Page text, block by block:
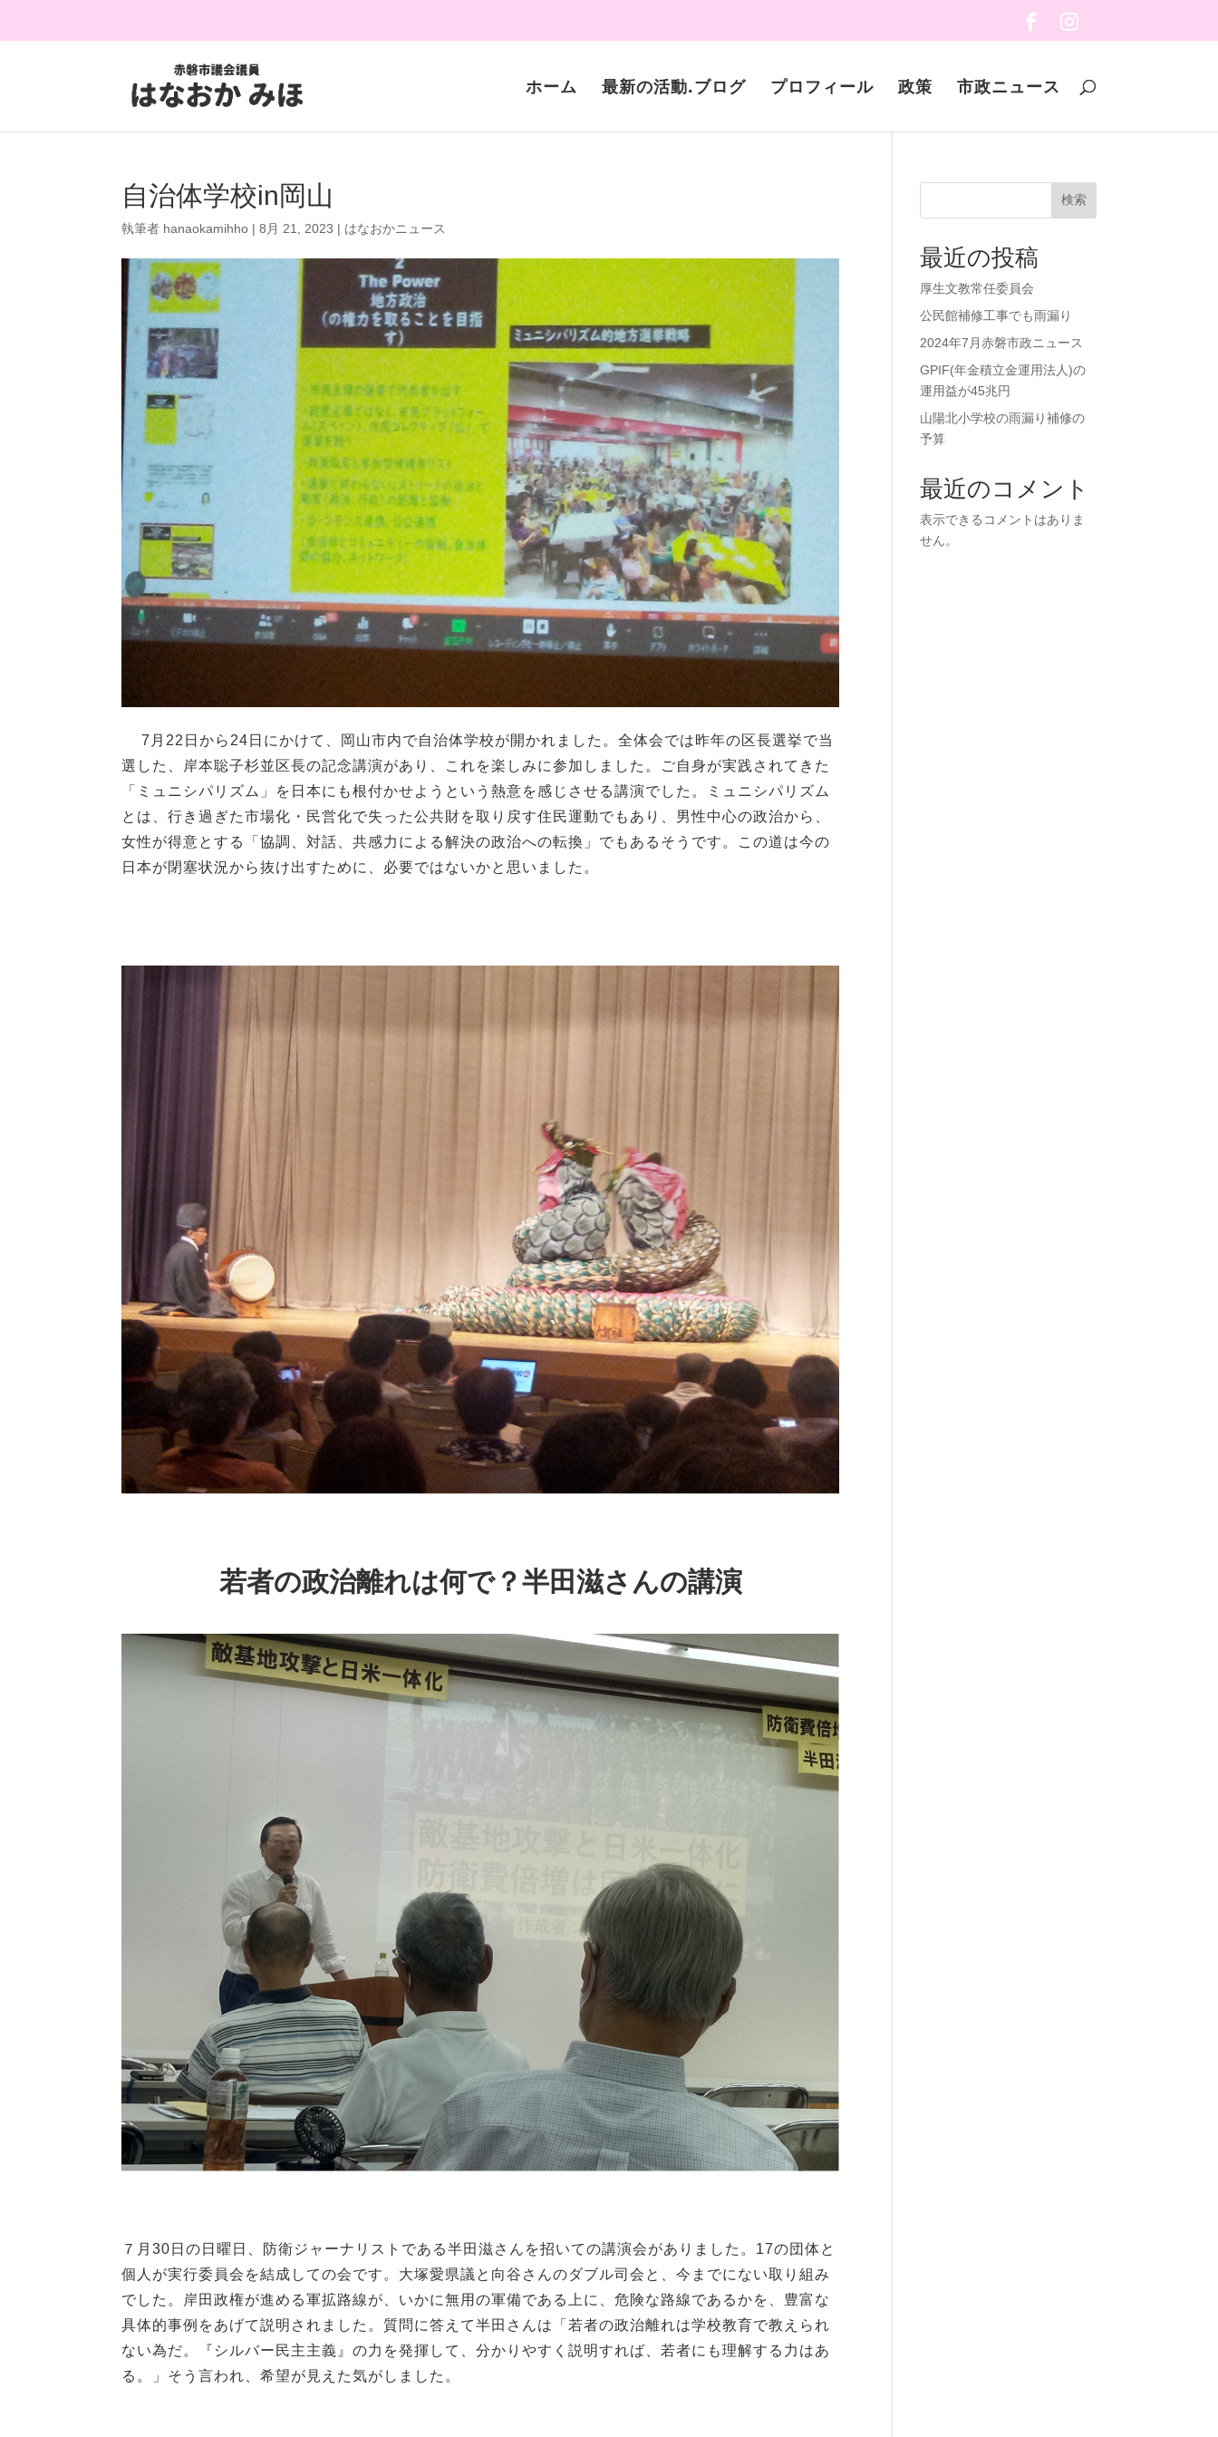
ホーム 最新の活動.ブログ プロフィール 政策 市政ニュース
自治体学校in岡山
執筆者 hanaokamihho |8月 21, 2023 | はなおかニュース
7月22日から24日にかけて、岡山市内で自治体学校が開かれました。全体会では昨年の区長選挙で当
選した、岸本聡子杉並区長の記念講演があり、これを楽しみに参加しました。ご自身が実践されてきた
「ミュニシパリズム」を日本にも根付かせようという熱意を感じさせる講演でした。ミュニシパリズム
とは、行き過ぎた市場化・民営化で失った公共財を取り戻す住民運動でもあり、男性中心の政治から、
女性が得意とする「協調、対話、共感力による解決の政治への転換」でもあるそうです。この道は今の
日本が閉塞状況から抜け出すために、必要ではないかと思いました。
若者の政治離れは何で？半田滋さんの講演
７月30日の日曜日、防衛ジャーナリストである半田滋さんを招いての講演会がありました。17の団体と
個人が実行委員会を結成しての会です。大塚愛県議と向谷さんのダブル司会と、今までにない取り組み
でした。岸田政権が進める軍拡路線が、いかに無用の軍備である上に、危険な路線であるかを、豊富な
具体的事例をあげて説明されました。質問に答えて半田さんは「若者の政治離れは学校教育で教えられ
ない為だ。『シルバー民主主義』の力を発揮して、分かりやすく説明すれば、若者にも理解する力はあ
る。」そう言われ、希望が見えた気がしました。
検索
最近の投稿
厚生文教常任委員会
公民館補修工事でも雨漏り
2024年7月赤磐市政ニュース
GPIF(年金積立金運用法人)の
運用益が45兆円
山陽北小学校の雨漏り補修の
予算
最近のコメント
表示できるコメントはありま
せん。